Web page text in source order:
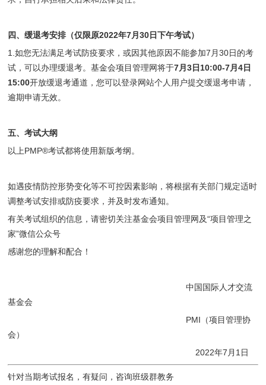
四、缓退考安排（仅限原2022年7月30日下午考试）
1.如您无法满足考试防疫要求，或因其他原因不能参加7月30日的考
试，可以办理缓退考。基金会项目管理网将于7月3日10:00-7月4日
15:00开放缓退考通道，您可以登录网站个人用户提交缓退考申请，
逾期申请无效。
五、考试大纲
以上PMP®考试都将使用新版考纲。
如遇疫情防控形势变化等不可控因素影响，将根据有关部门规定适时
调整考试安排或防疫要求，并及时发布通知。
有关考试组织的信息，请密切关注基金会项目管理网及“项目管理之
家”微信公众号
感谢您的理解和配合！
中国国际人才交流
基金会
PMI（项目管理协
会）
2022年7月1日
针对当期考试报名，有疑问，咨询班级群教务